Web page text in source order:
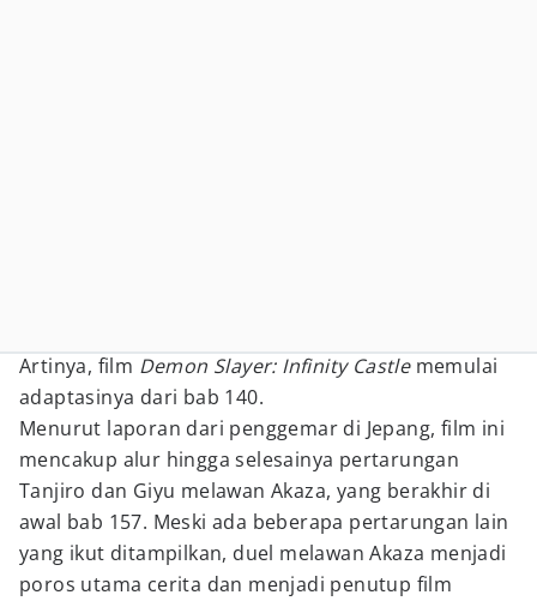
Artinya, film Demon Slayer: Infinity Castlememulai
adaptasinya dari bab 140.
Menurut laporan dari penggemar di Jepang, film ini
mencakup alur hingga selesainya pertarungan
Tanjiro dan Giyu melawan Akaza, yang berakhir di
awal bab 157. Meski ada beberapa pertarungan lain
yang ikut ditampilkan, duel melawan Akaza menjadi
poros utama cerita dan menjadi penutup film